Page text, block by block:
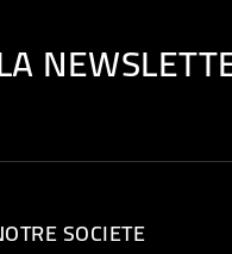
SOCIETE